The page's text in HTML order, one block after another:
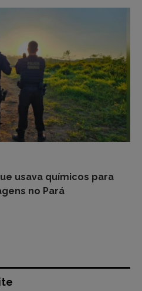
usava químicos para
no Pará